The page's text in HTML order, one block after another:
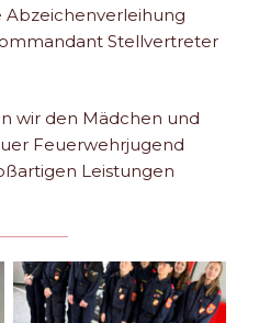
Abzeichenverleihung
Stellvertreter
wir den Mädchen und
Feuerwehrjugend
Leistungen